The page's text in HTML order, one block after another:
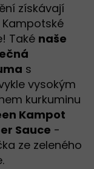
získávají
Kampotské
Také naše
s
vysokým
kurkuminu
Kampot
Sauce -
ze zeleného